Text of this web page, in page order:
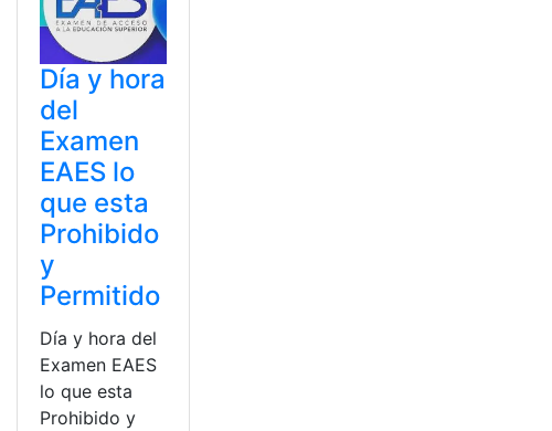
Día y hora
del
Examen
EAES lo
que esta
Prohibido
y
Permitido
Día y hora del
Examen EAES
lo que esta
Prohibido y